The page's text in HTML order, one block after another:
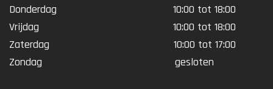
Donderdag
10:00 tot 18:00
Vrijdag
10:00 tot 18:00
Zaterdag
10:00 tot 17:00
Zondag
gesloten